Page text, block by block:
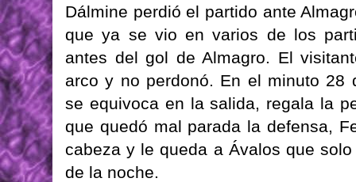
Dálmine perdió el partido ante
que ya se vio en varios de los
antes del gol de Almagro. El
arco y no perdonó. En el minuto 28
se equivoca en la salida, regala la
que quedó mal parada la defensa,
cabeza y le queda a Ávalos que
de la noche.